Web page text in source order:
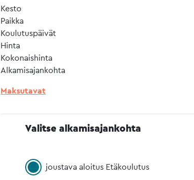
Kesto
Paikka
Koulutuspäivät
Hinta
Kokonaishinta
Alkamisajankohta
Maksutavat
Valitse alkamisajankohta
joustava aloitus Etäkoulutus